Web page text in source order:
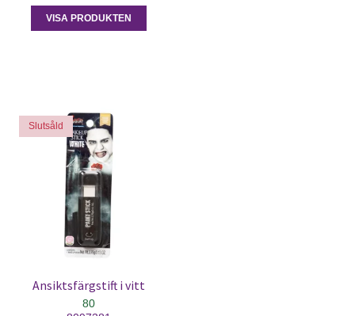
VISA PRODUKTEN
Slutsåld
Ansiktsfärgstift i vitt
80